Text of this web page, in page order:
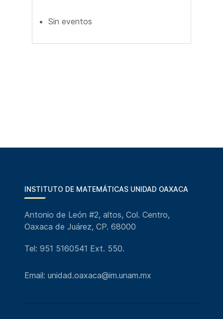
Sin eventos
INSTITUTO DE MATEMÁTICAS UNIDAD OAXACA
Antonio de León #2, altos, Col. Centro,
Oaxaca de Juárez, CP. 68000
Tel: 951 5160541 Ext. 550.
Email: unidad.oaxaca@im.unam.mx